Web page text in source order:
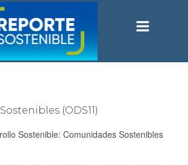
(ODS11)
Sostenible: Comunidades Sostenibles